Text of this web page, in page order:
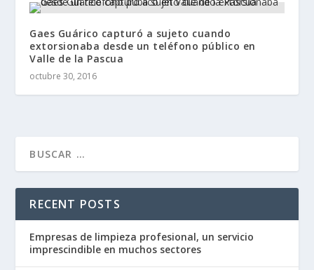
Gaes Guárico capturó a sujeto cuando
extorsionaba desde un teléfono público en
Valle de la Pascua
octubre 30, 2016
RECENT POSTS
Empresas de limpieza profesional, un servicio
imprescindible en muchos sectores